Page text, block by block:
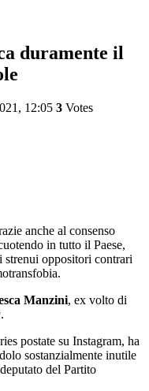
duramente il
12:05 3 Votes
anche al consenso
in tutto il Paese,
strenui oppositori contrari
Manzini, ex volto di
.
postate su Instagram, ha
sostanzialmente inutile
del Partito